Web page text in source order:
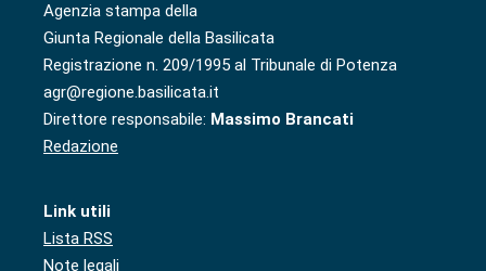
Agenzia stampa della
Giunta Regionale della Basilicata
Registrazione n. 209/1995 al Tribunale di Potenza
agr@regione.basilicata.it
Direttore responsabile: Massimo Brancati
Redazione
Link utili
Lista RSS
Note legali